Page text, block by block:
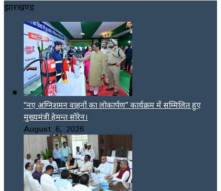
झारखण्ड
“नए अग्निशमन वाहनों का लोकार्पण” कार्यक्रम में सम्मिलित हुए
मुख्यमंत्री हेमन्त सोरेन।
August 6, 2026